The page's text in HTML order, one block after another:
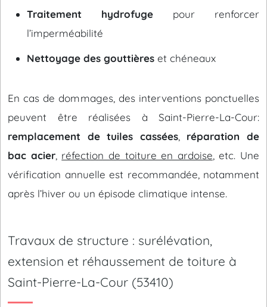
Traitement hydrofuge pour renforcer
l’imperméabilité
Nettoyage des gouttières et chéneaux
En cas de dommages, des interventions ponctuelles
peuvent être réalisées à Saint-Pierre-La-Cour:
remplacement de tuiles cassées, réparation de
bac acier, réfection de toiture en ardoise , etc. Une
vérification annuelle est recommandée, notamment
après l’hiver ou un épisode climatique intense.
Travaux de structure : surélévation,
extension et réhaussement de toiture à
Saint-Pierre-La-Cour (53410)